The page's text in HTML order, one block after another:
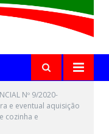
Nº 9/2020-
e eventual aquisição
cozinha e